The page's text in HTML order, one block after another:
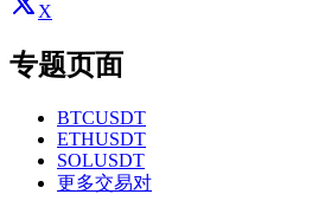
X
专题页面
BTCUSDT
ETHUSDT
SOLUSDT
更多交易对